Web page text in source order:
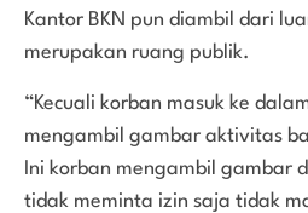
Kantor BKN pun diambil dari
merupakan ruang publik.
“Kecuali korban masuk ke
mengambil gambar aktivitas
Ini korban mengambil gambar
tidak meminta izin saja tidak